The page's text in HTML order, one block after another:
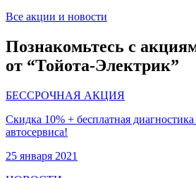
Все акции и новости
Познакомьтесь с
от “Тойота-Электрик”
БЕССРОЧНАЯ АКЦИЯ
Скидка 10% + бесплатная
автосервиса!
25 января 2021